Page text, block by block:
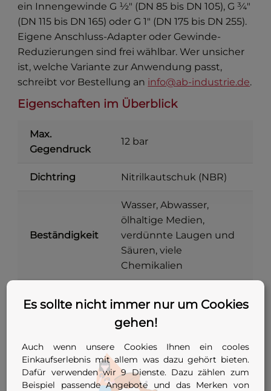
ein Innengewinde G ½″ (DN 85 bis DN 105), G ¾″
(DN 115 bis DN 165) oder G 1″ (DN 175 bis DN 255).
Eigene Anschluss-Adapter oder Gewinde-
Reduzierungen sind frei wählbar. Wer unsicher
ist, welche Variante zur Anwendung passt,
schreibt vor Bestellung an info@ab-industrie.de.
Eigenschaften im Überblick
Max.
Gegendruck
12 bar
Dichtring Nitrilkautschuk (NBR)
Beständigkeit
Wasser, Abwasser,
ölhaltige Medien,
verdünnte Laugen und
Säuren, viele
Chemikalien
Stopfen mit zentraler
Einsatzbereich
DN 85 bis DN 255 (78–
266 mm)
Es sollte nicht immer nur um Cookies
gehen!
Auch wenn unsere Cookies Ihnen ein cooles
Einkaufserlebnis mit allem was dazu gehört bieten.
Dafür verwenden wir 9 Dienste. Dazu zählen zum
Beispiel passende Angebote und das Merken von